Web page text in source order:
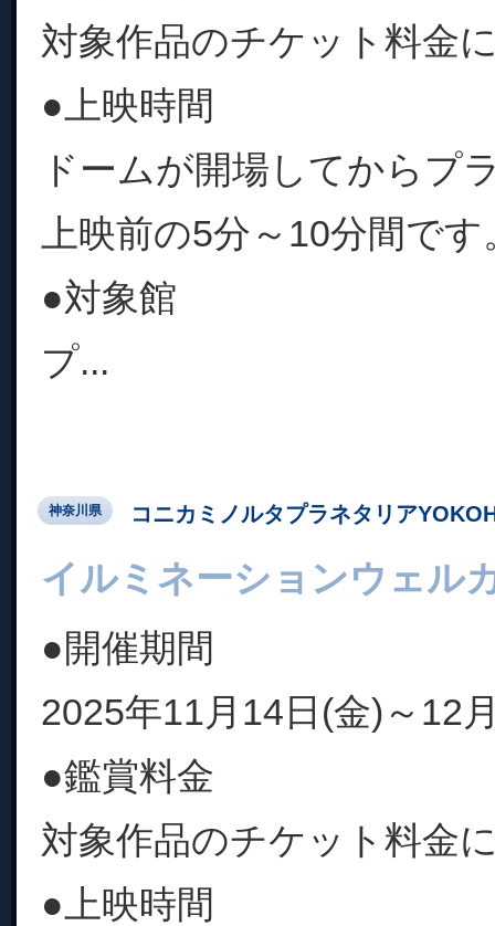
対象作品のチケット料金
●上映時間
ドームが開場してからプ
上映前の5分～10分間です
●対象館
プ...
神奈川県 コニカミノルタプラネタリア
イルミネーションウェル
●開催期間
2025年11月14日(金)～12
●鑑賞料金
対象作品のチケット料金
●上映時間